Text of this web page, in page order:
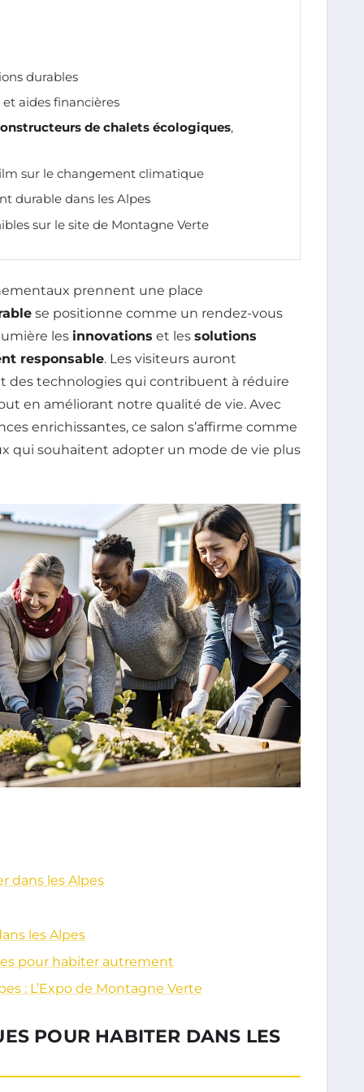
durables
aides financières
de chalets écologiques,
sur le changement climatique
durable dans les Alpes
sur le site de Montagne Verte
prennent une place
se positionne comme un rendez-vous
les innovations et les solutions
responsable. Les visiteurs auront
des technologies qui contribuent à réduire
en améliorant notre qualité de vie. Avec
enrichissantes, ce salon s’affirme comme
qui souhaitent adopter un mode de vie plus
dans les Alpes
les Alpes
pour habiter autrement
: L’Expo de Montagne Verte
POUR HABITER DANS LES